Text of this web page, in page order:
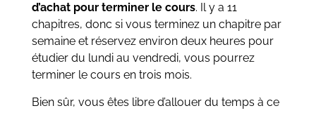
d’achat pour terminer le cours. Il y a 11
chapitres, donc si vous terminez un chapitre par
semaine et réservez environ deux heures pour
étudier du lundi au vendredi, vous pourrez
terminer le cours en trois mois.
Bien sûr, vous êtes libre d’allouer du temps à ce